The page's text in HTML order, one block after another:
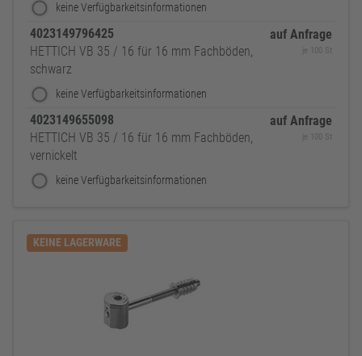
keine Verfügbarkeitsinformationen
4023149796425
HETTICH VB 35 / 16 für 16 mm Fachböden,
schwarz
keine Verfügbarkeitsinformationen
auf Anfrage
je 100 St
4023149655098
HETTICH VB 35 / 16 für 16 mm Fachböden,
vernickelt
keine Verfügbarkeitsinformationen
auf Anfrage
je 100 St
KEINE LAGERWARE